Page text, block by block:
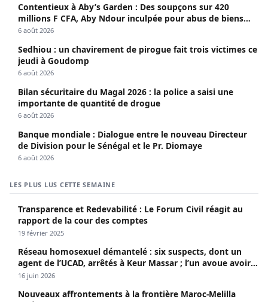
Contentieux à Aby’s Garden : Des soupçons sur 420
millions F CFA, Aby Ndour inculpée pour abus de biens
sociaux
6 août 2026
Sedhiou : un chavirement de pirogue fait trois victimes ce
jeudi à Goudomp
6 août 2026
Bilan sécuritaire du Magal 2026 : la police a saisi une
importante de quantité de drogue
6 août 2026
Banque mondiale : Dialogue entre le nouveau Directeur
de Division pour le Sénégal et le Pr. Diomaye
6 août 2026
LES PLUS LUS CETTE SEMAINE
Transparence et Redevabilité : Le Forum Civil réagit au
rapport de la cour des comptes
19 février 2025
Réseau homosexuel démantelé : six suspects, dont un
agent de l’UCAD, arrêtés à Keur Massar ; l’un avoue avoir
propagé le VIH depuis 2018
16 juin 2026
Nouveaux affrontements à la frontière Maroc-Melilla